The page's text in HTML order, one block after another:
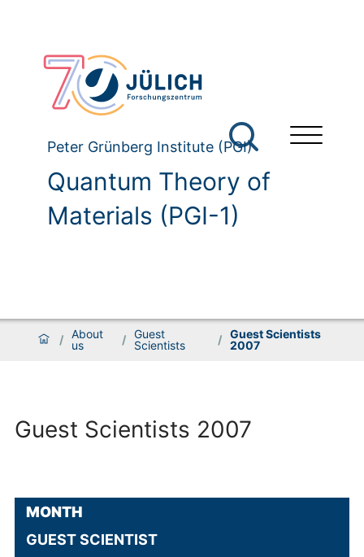
Peter Grünberg Institute (PGI)
Quantum Theory of
Materials (PGI-1)
/ About
us
/
Guest
Scientists
/ Guest Scientists
2007
Guest Scientists 2007
MONTH
GUEST SCIENTIST